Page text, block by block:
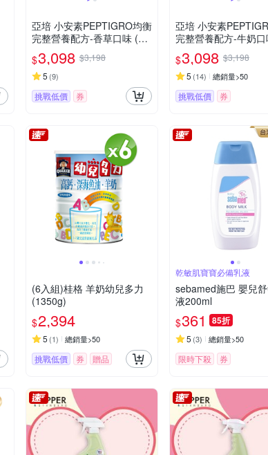
亞培 小安素PEPTIGRO均衡
完整營養配方-香草口味 (16
00g x 2入)
$3,098 $3,198
5 (9)
挑戰低價 券
亞培 小安素
完整營養配方-牛奶口
00g x 2入)
$3,098 $3,198
5 (14) 總銷量>50
挑戰低價 券
(6入組)桂格 羊奶幼兒多力
(1350g)
$2,394
5 (1) 總銷量>50
挑戰低價 券 贈品
乾敏肌寶寶必備乳液
sebamed施巴 嬰兒
液200ml
$361 85折
5 (3) 總銷量>50
限時下殺 券